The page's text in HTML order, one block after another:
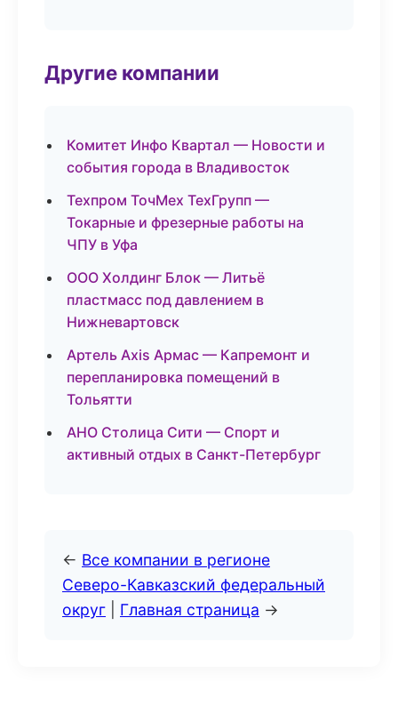
Другие компании
Комитет Инфо Квартал — Новости и
события города в Владивосток
Техпром ТочМех ТехГрупп —
Токарные и фрезерные работы на
ЧПУ в Уфа
ООО Холдинг Блок — Литьё
пластмасс под давлением в
Нижневартовск
Артель Axis Армас — Капремонт и
перепланировка помещений в
Тольятти
АНО Столица Сити — Спорт и
активный отдых в Санкт-Петербург
← Все компании в регионе
Северо-Кавказский федеральный
округ
Главная страница →